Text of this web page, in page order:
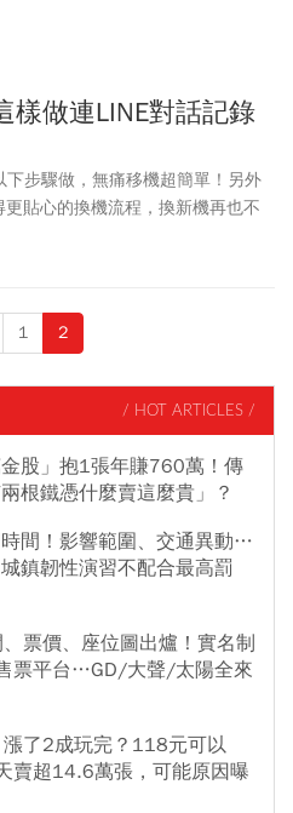
樣做連LINE對話記錄
步驟做，無痛移機超簡單！另外
貼心的換機流程，換新機再也不
1 2
/ HOT ARTICLES /
股」抱1張年賺760萬！傳
根鐵憑什麼賣這麼貴」？
間！影響範圍、交通異動…
鎮韌性演習不配合最高罰
票價、座位圖出爐！實名制
票平台…GD/大聲/太陽全來
了2成玩完？118元可以
賣超14.6萬張，可能原因曝